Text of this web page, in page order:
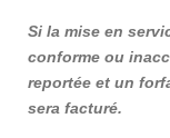
Si la mise en
conforme ou
reportée et un
sera facturé.